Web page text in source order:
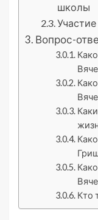
школы
Вопрос-
Кто